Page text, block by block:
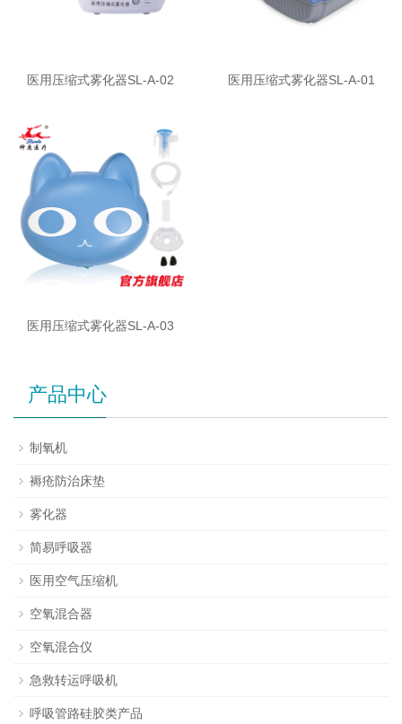
医用压缩式雾化器SL-A-02 医用压缩式雾化器SL-A-01
医用压缩式雾化器SL-A-03
产品中心
制氧机
褥疮防治床垫
雾化器
简易呼吸器
医用空气压缩机
空氧混合器
空氧混合仪
急救转运呼吸机
呼吸管路硅胶类产品